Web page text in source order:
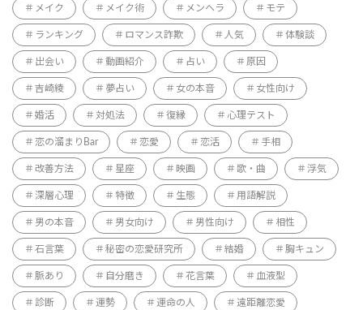
メイク メイク術 メンヘラ モテ
ランキング ロマンス詐欺 人気 体験談
出会い 動画紹介 占い 原因
吉崎綾 夢占い 女の本音 女性向け
婚活 対処法 復縁 心理テスト
恋の溜まりBar 恋愛 恋活 手相
改善方法 星座 映画 歌・曲 浮気
深層心理 特徴 生態 用語解説
男の本音 男女向け 男性向け 相性
石言葉 秘密の恋愛研究所 結婚 胸キュン
脈あり 自分磨き 花言葉 血液型
診断 運勢 運命の人 遠距離恋愛